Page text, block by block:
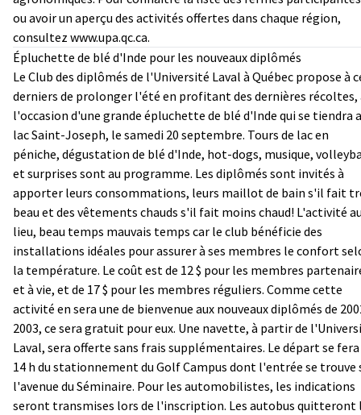
ou avoir un aperçu des activités offertes dans chaque région,
consultez www.upa.qc.ca.
Épluchette de blé d'Inde pour les nouveaux diplômés
Le Club des diplômés de l'Université Laval à Québec propose à
derniers de prolonger l'été en profitant des dernières récoltes,
l'occasion d'une grande épluchette de blé d'Inde qui se tiendra
lac Saint-Joseph, le samedi 20 septembre. Tours de lac en
péniche, dégustation de blé d'Inde, hot-dogs, musique,
et surprises sont au programme. Les diplômés sont invités à
apporter leurs consommations, leurs maillot de bain s'il fait
beau et des vêtements chauds s'il fait moins chaud! L'activité
lieu, beau temps mauvais temps car le club bénéficie des
installations idéales pour assurer à ses membres le confort
la température. Le coût est de 12 $ pour les membres
et à vie, et de 17 $ pour les membres réguliers. Comme cette
activité en sera une de bienvenue aux nouveaux diplômés de
2003, ce sera gratuit pour eux. Une navette, à partir de
Laval, sera offerte sans frais supplémentaires. Le départ se fera
14 h du stationnement du Golf Campus dont l'entrée se trouve
l'avenue du Séminaire. Pour les automobilistes, les indications
seront transmises lors de l'inscription. Les autobus quitteront